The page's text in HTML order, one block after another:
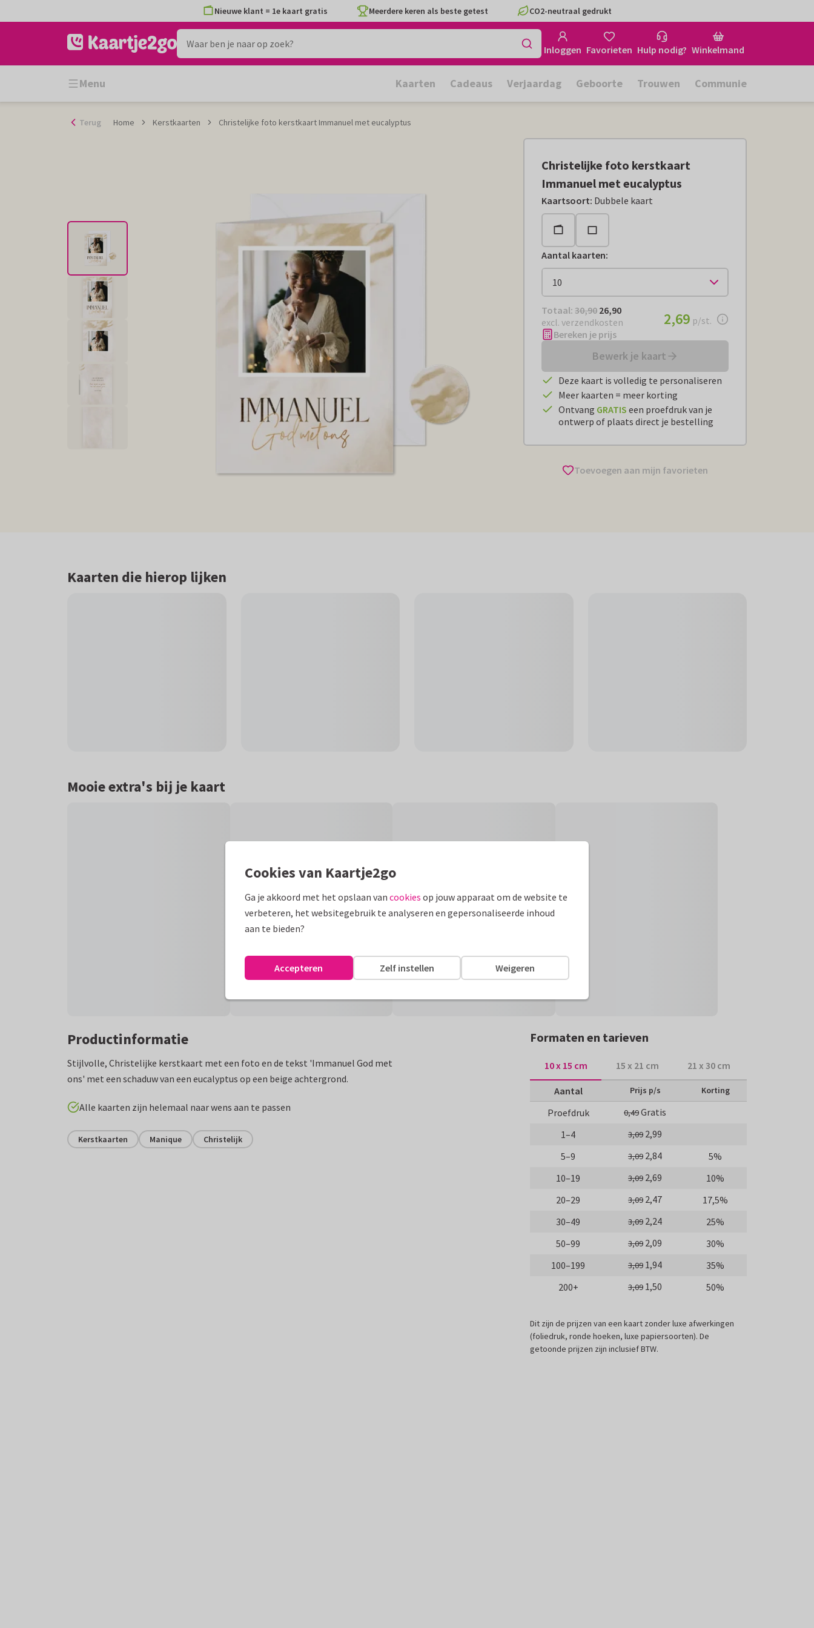
naar
Nieuwe klant = 1e kaart gratis Meerdere keren als beste getest CO2-neutraal gedrukt
Inloggen Favorieten Hulp nodig? Winkelmand
Menu Kaarten Cadeaus Verjaardag Geboorte Trouwen Communie
Terug Home Kerstkaarten Christelijke foto kerstkaart Immanuel met eucalyptus
Christelijke foto kerstkaart
Immanuel met eucalyptus
Kaartsoort: Dubbele kaart
Aantal kaarten:
Totaal: € 26,90
Totaal: 30,90 26,90
excl. verzendkosten
€ 2,69per stuk
2,69 p/st.
Bereken je prijs
Bewerk je kaart
Deze kaart is volledig te personaliseren
Meer kaarten = meer korting
Ontvang GRATIS een proefdruk van je
ontwerp of plaats direct je bestelling
Toevoegen aan mijn favorieten
Kaarten die hierop lijken
Mooie extra's bij je kaart
Productinformatie
Stijlvolle, Christelijke kerstkaart met een foto en de tekst 'Immanuel God met
ons' met een schaduw van een eucalyptus op een beige achtergrond.
Alle kaarten zijn helemaal naar wens aan te passen
Kerstkaarten Manique Christelijk
Formaten en tarieven
10 x 15 cm 15 x 21 cm 21 x 30 cm
Aantal Prijs p/s Korting
Proefdruk 0,49Gratis
1–4
3,09 2,99
5–9
3,09 2,84
5%
10–19
3,09 2,69
10%
20–29
3,09 2,47
17,5%
30–49
3,09 2,24
25%
50–99
3,09 2,09
30%
100–199
3,09 1,94
35%
200+
3,09 1,50 50%
Dit zijn de prijzen van een kaart zonder luxe afwerkingen
(foliedruk, ronde hoeken, luxe papiersoorten). De
getoonde prijzen zijn inclusief BTW.
Cookies van Kaartje2go
Ga je akkoord met het opslaan van cookies op jouw apparaat om de website te
verbeteren, het websitegebruik te analyseren en gepersonaliseerde inhoud
aan te bieden?
Weigeren
Zelf instellen
Accepteren